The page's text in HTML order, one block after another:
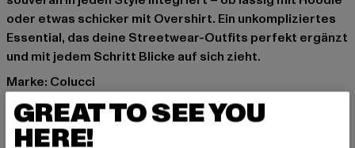
oder etwas schicker mit Overshirt. Ein unkompliziertes
Essential, das deine Streetwear-Outfits perfekt ergänzt
und mit jedem Schritt Blicke auf sich zieht.
Marke: Colucci
Kat.: Straight Fit Jeans
Farbe: blau
Hersteller Farbe: mid blue
GREAT TO SEE YOU
HERE!